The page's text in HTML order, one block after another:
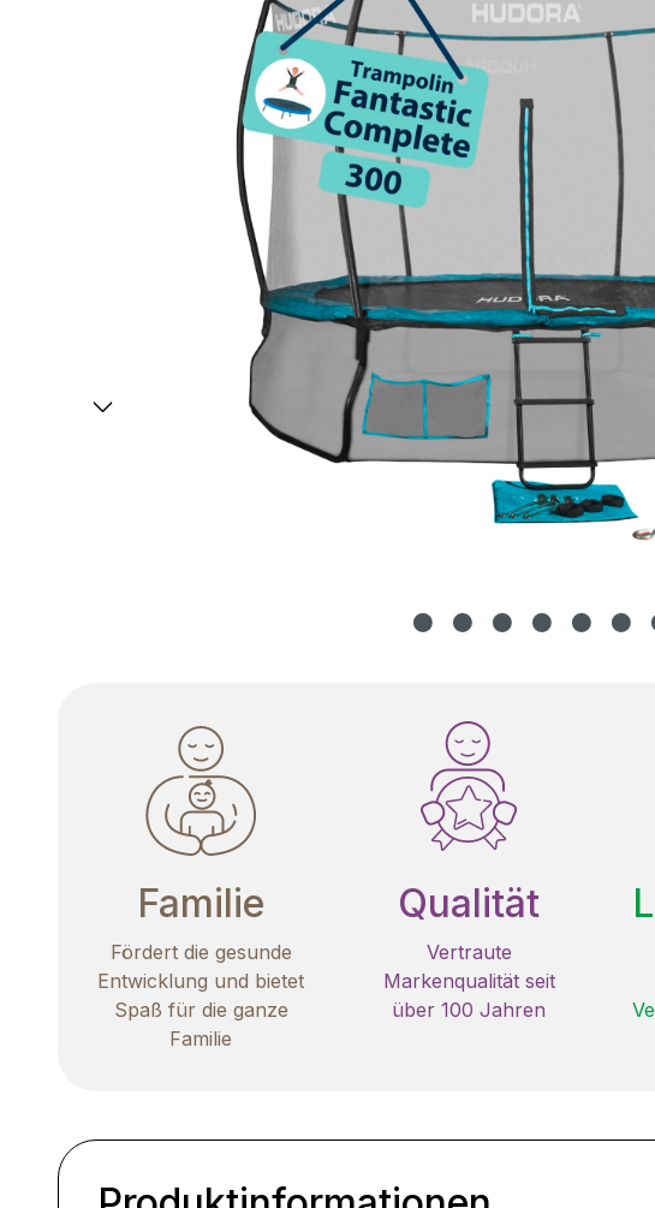
Familie
Fördert die gesunde
Entwicklung und bietet
Spaß für die ganze
Familie
Qualität
Vertraute
Markenqualität seit
über 100 Jahren